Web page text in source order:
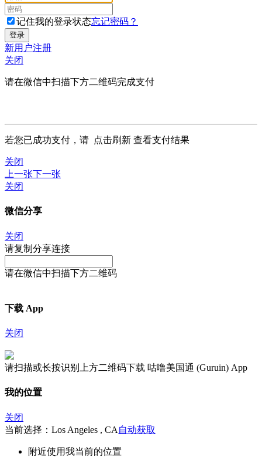
记住我的登录状态忘记密码？
新用户注册
关闭
请在微信中扫描下方二维码完成支付
若您已成功支付，请 点击刷新 查看支付结果
关闭
上一张下一张
关闭
微信分享
关闭
请复制分享连接
请在微信中扫描下方二维码
下载 App
关闭
请扫描或长按识别上方二维码下载 咕噜美国通 (Guruin) App
我的位置
关闭
当前选择：Los Angeles , CA 自动获取
附近使用我当前的位置